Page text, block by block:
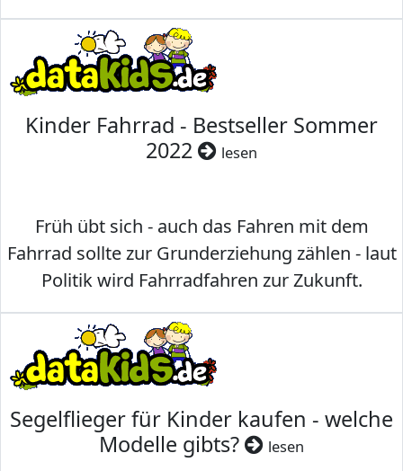
Kinder Fahrrad - Bestseller Sommer
2022
lesen
Früh übt sich - auch das Fahren mit dem
Fahrrad sollte zur Grunderziehung zählen - laut
Politik wird Fahrradfahren zur Zukunft.
Segelflieger für Kinder kaufen - welche
Modelle gibts?
lesen